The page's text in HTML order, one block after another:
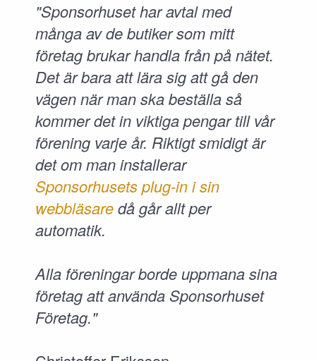
"Sponsorhuset har avtal med
många av de butiker som mitt
företag brukar handla från på nätet.
Det är bara att lära sig att gå den
vägen när man ska beställa så
kommer det in viktiga pengar till vår
förening varje år. Riktigt smidigt är
det om man installerar
Sponsorhusets plug-in i sin
webbläsaredå går allt per
automatik.
Alla föreningar borde uppmana sina
företag att använda Sponsorhuset
Företag."